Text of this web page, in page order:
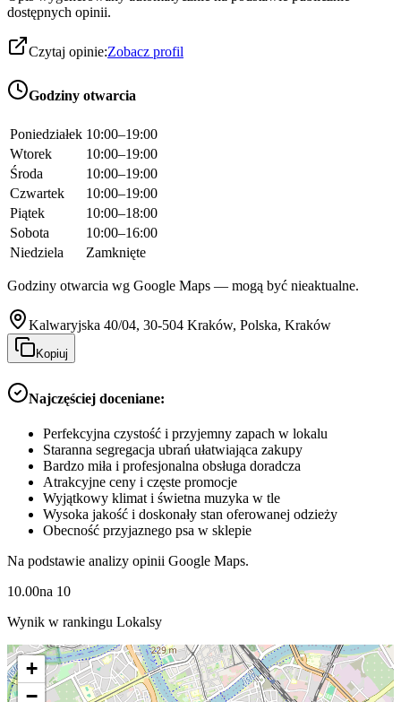
dostępnych opinii.
Czytaj opinie:Zobacz profil
Godziny otwarcia
Poniedziałek 10:00–19:00
Wtorek
10:00–19:00
Środa
10:00–19:00
Czwartek
10:00–19:00
Piątek
10:00–18:00
Sobota
10:00–16:00
Niedziela
Zamknięte
Godziny otwarcia wg Google Maps — mogą być nieaktualne.
Kalwaryjska 40/04, 30-504 Kraków, Polska, Kraków
Kopiuj
Najczęściej doceniane:
Perfekcyjna czystość i przyjemny zapach w lokalu
Staranna segregacja ubrań ułatwiająca zakupy
Bardzo miła i profesjonalna obsługa doradcza
Atrakcyjne ceny i częste promocje
Wyjątkowy klimat i świetna muzyka w tle
Wysoka jakość i doskonały stan oferowanej odzieży
Obecność przyjaznego psa w sklepie
Na podstawie analizy opinii Google Maps.
10.00na 10
Wynik w rankingu Lokalsy
+
−